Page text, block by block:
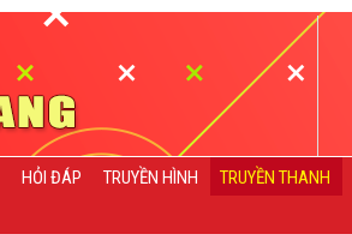
HỎI ĐÁP TRUYỀN HÌNH
TRUYỀN THANH